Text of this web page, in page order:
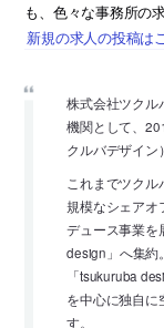
も、色々な事務所の
新規の求人の投稿は
株式会社ツクル
機関として、
クルバデザイン
これまでツク
規模なシェアオ
デュース事業を
design」へ集約
「tsukuruba
を中心に独自に
す。